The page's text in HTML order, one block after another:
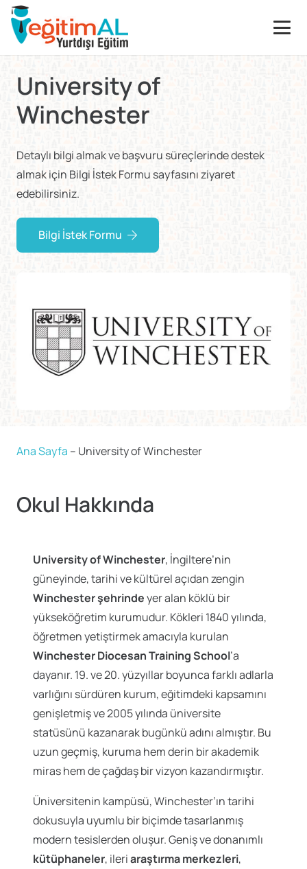
University of
Winchester
Detaylı bilgi almak ve başvuru süreçlerinde destek
almak için Bilgi İstek Formu sayfasını ziyaret
edebilirsiniz.
Bilgi İstek Formu
Ana Sayfa – University of Winchester
Okul Hakkında
University of Winchester, İngiltere’nin
güneyinde, tarihi ve kültürel açıdan zengin
Winchester şehrindeyer alan köklü bir
yükseköğretim kurumudur. Kökleri 1840 yılında,
öğretmen yetiştirmek amacıyla kurulan
Winchester Diocesan Training School’a
dayanır. 19. ve 20. yüzyıllar boyunca farklı adlarla
varlığını sürdüren kurum, eğitimdeki kapsamını
genişletmiş ve 2005 yılında üniversite
statüsünü kazanarak bugünkü adını almıştır. Bu
uzun geçmiş, kuruma hem derin bir akademik
miras hem de çağdaş bir vizyon kazandırmıştır.
Üniversitenin kampüsü, Winchester’ın tarihi
dokusuyla uyumlu bir biçimde tasarlanmış
modern tesislerden oluşur. Geniş ve donanımlı
kütüphaneler, ileriaraştırma merkezleri,